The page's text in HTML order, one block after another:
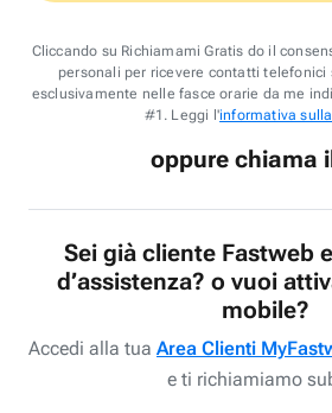
Cliccando su Richiamami Gratis do il
personali per ricevere contatti
esclusivamente nelle fasce orarie da me
#1. Leggi l'informativa
oppure chiama
Sei già cliente Fastweb
d’assistenza? o vuoi
mobile?
Accedi alla tua Area Clienti
e ti richiamiamo